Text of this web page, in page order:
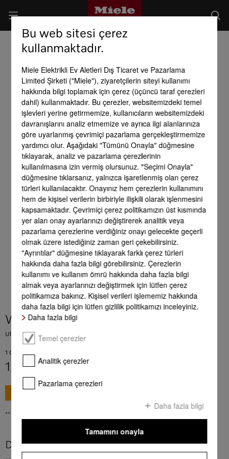
WA UC 1502 L
UltraColor sıvı deterjan 1,5 l renkli ve siyah çamaşırlar için uygundur.
1 Çamaşırhane lo = 55.19 TRL
1.490,00 TL
** KDV dahil tüm fiyatlar, gönderim giderleri hariç
Daha fazla ürün bilgileri
Bu web sitesi çerez
kullanmaktadır.
Miele Elektrikli Ev Aletleri Dış Ticaret ve Pazarlama
Limited Şirketi ("Miele"), ziyaretçilerin siteyi kullanımı
hakkında bilgi toplamak için çerez (üçüncü taraf çerezleri
dahil) kullanmaktadır. Bu çerezler, websitemizdeki temel
işlevleri yerine getirmemize, kullanıcıların websitemizdeki
davranışlarını analiz etmemize ve ayrıca ilgi alanlarınıza
göre uyarlanmış çevrimiçi pazarlama gerçekleştirmemize
yardımcı olur. Aşağıdaki "Tümünü Onayla" düğmesine
tıklayarak, analiz ve pazarlama çerezlerinin
kullanılmasına izin vermiş olursunuz. "Seçimi Onayla"
düğmesine tıklarsanız, yalnızca işaretlenmiş olan çerez
türleri kullanılacaktır. Onayınız hem çerezlerin kullanımını
hem de kişisel verilerin birbiriyle ilişkili olarak işlenmesini
kapsamaktadır. Çevrimiçi çerez politikamızın üst kısmında
yer alan onay ayarlarınızı değiştirerek analitik veya
pazarlama çerezlerine verdiğiniz onayı gelecekte geçerli
olmak üzere istediğiniz zaman geri çekebilirsiniz.
"Ayrıntılar" düğmesine tıklayarak farklı çerez türleri
hakkında daha fazla bilgi görebilirsiniz. Çerezlerin
kullanımı ve kullanım ömrü hakkında daha fazla bilgi
almak veya ayarlarınızı değiştirmek için lütfen çerez
politikamıza bakınız. Kişisel verileri işlememiz hakkında
daha fazla bilgi için lütfen gizlilik politikamızı inceleyiniz.
Daha fazla bilgi
Temel çerezler
Analitik çerezler
Pazarlama çerezleri
Daha fazla bilgi
Tamamını onayla